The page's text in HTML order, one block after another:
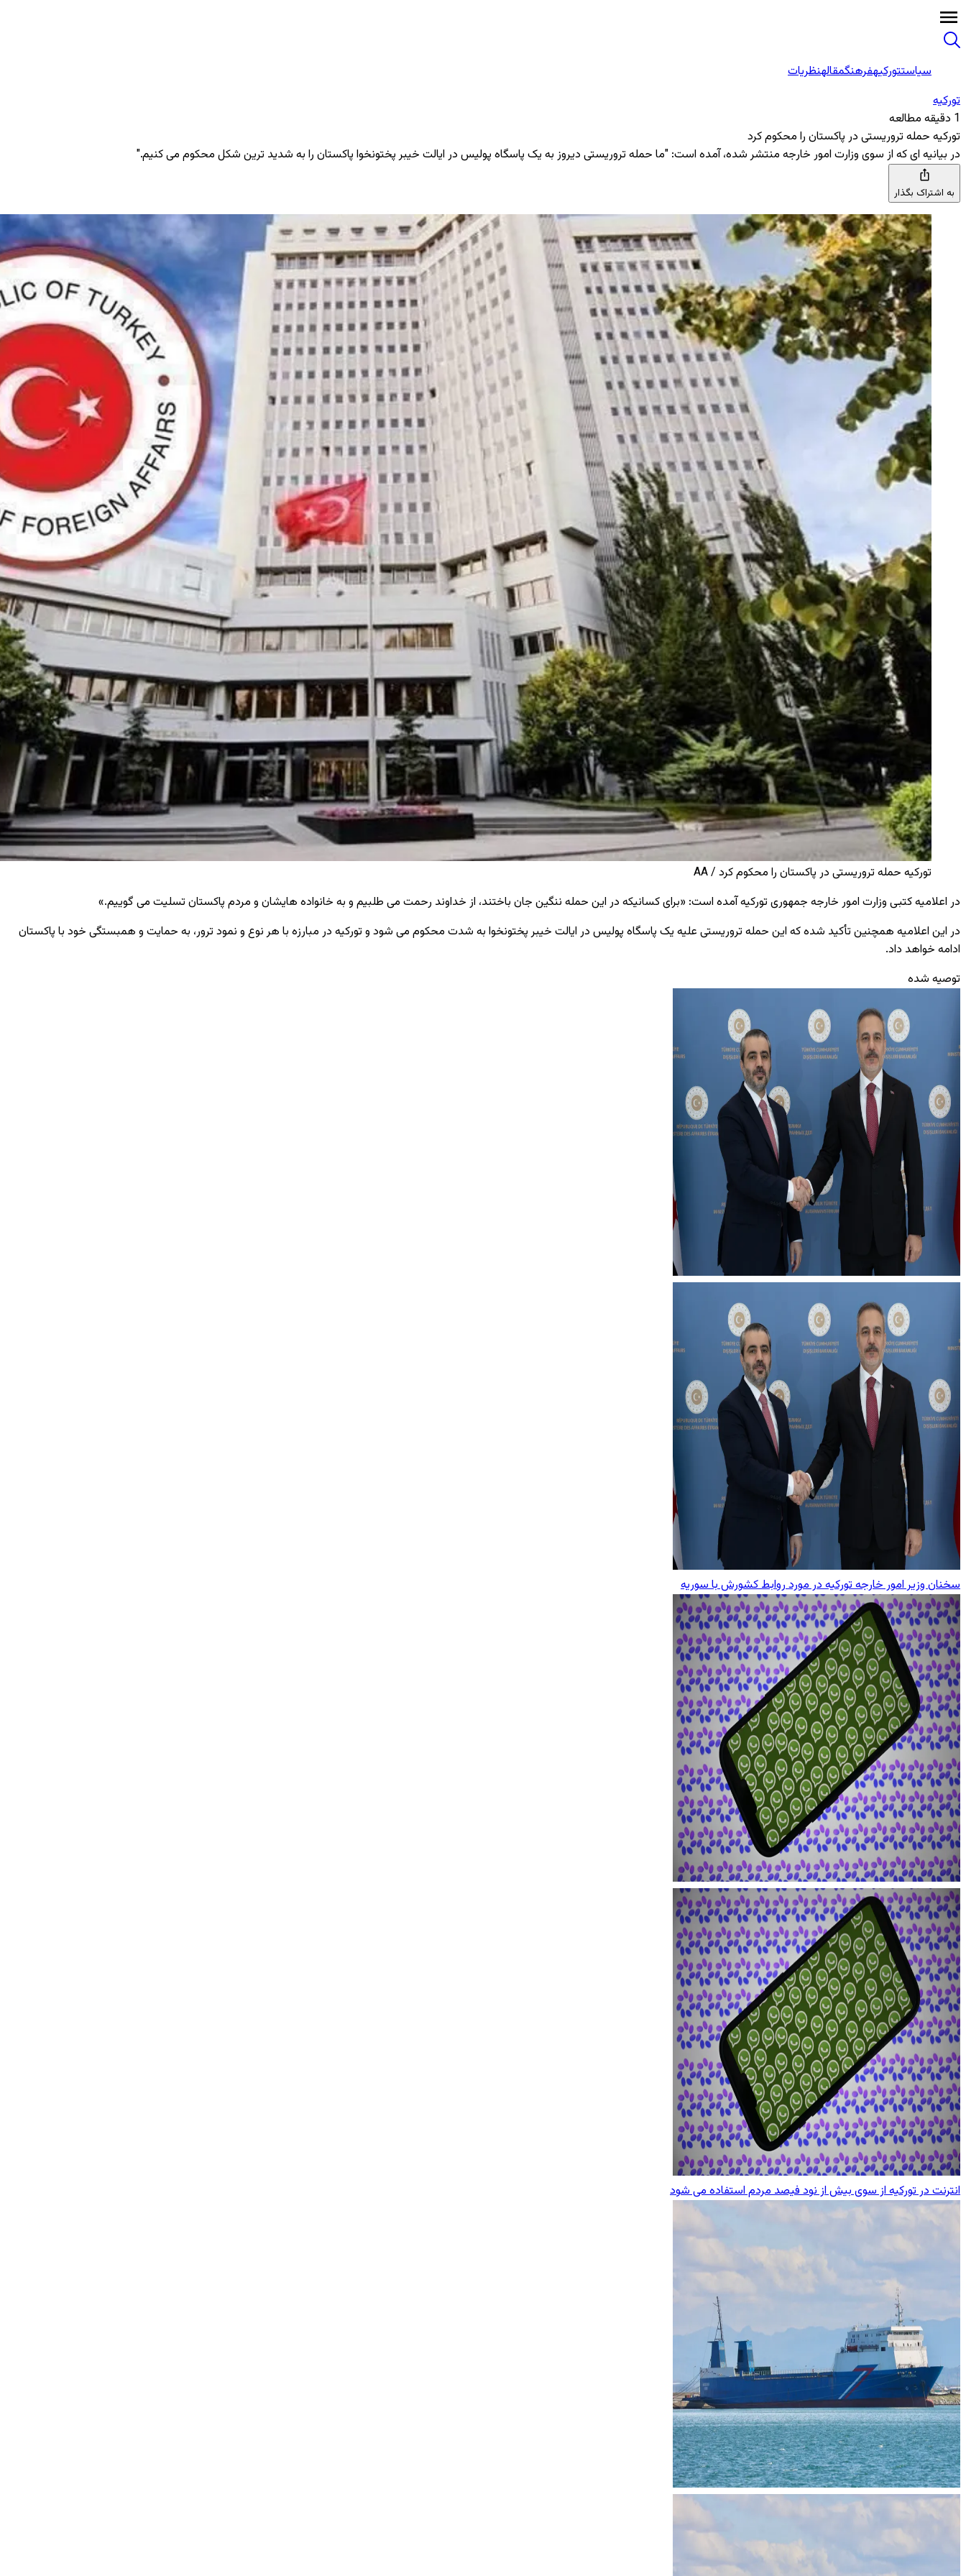
سیاستتورکیهفرهنگمقالهنظریات
تورکیه
1 دقیقه مطالعه
تورکیه حمله تروریستی در پاکستان را محکوم کرد
در بیانیه ‌ای که از سوی وزارت امور خارجه منتشر شده، آمده است: "ما حمله تروریستی دیروز به یک پاسگاه پولیس در ایالت خیبر پختونخوا پاکستان را به شدید ترین شکل محکوم می ‌کنیم."
به اشتراک بگذار
تورکیه حمله تروریستی در پاکستان را محکوم کرد / AA
در اعلامیه کتبی وزارت امور خارجه جمهوری تورکیه آمده است: «برای کسانیکه در این حمله ننگین جان باختند، از خداوند رحمت می ‌طلبیم و به خانواده ‌هایشان و مردم پاکستان تسلیت می ‌گوییم.»
در این اعلامیه همچنین تأکید شده که این حمله تروریستی علیه یک پاسگاه پولیس در ایالت خیبر پختونخوا به ‌شدت محکوم می ‌شود و تورکیه در مبارزه با هر نوع و نمود ترور، به حمایت و همبستگی خود با پاکستان
ادامه خواهد داد.
توصیه شده
سخنان وزیر امور خارجه تورکیه در مورد روابط کشورش با سوریه
انترنت در تورکیه از سوی بیش از نود فیصد مردم استفاده می شود